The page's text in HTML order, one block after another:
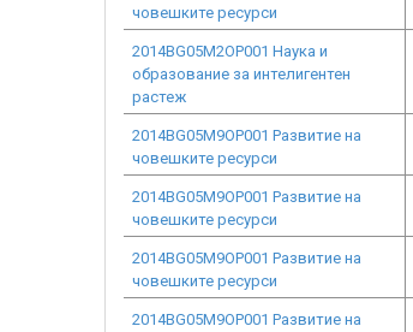
човешките ресурси
2014BG05M2OP001 Наука и
образование за интелигентен
растеж
2014BG05M9OP001 Развитие на
човешките ресурси
2014BG05M9OP001 Развитие на
човешките ресурси
2014BG05M9OP001 Развитие на
човешките ресурси
2014BG05M9OP001 Развитие на